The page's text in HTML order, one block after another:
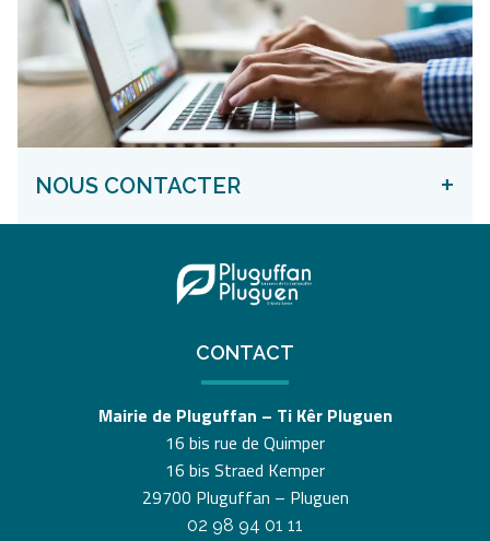
NOUS CONTACTER +
CONTACT
Mairie de Pluguffan – Ti Kêr Pluguen
16 bis rue de Quimper
16 bis Straed Kemper
29700 Pluguffan – Pluguen
02 98 94 01 11